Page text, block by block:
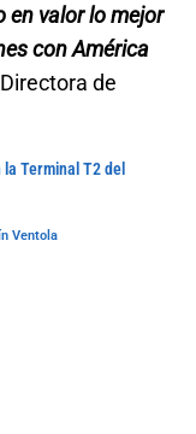
en valor lo mejor
con América
de
Terminal T2 del
Ventola